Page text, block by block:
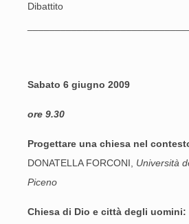
Dibattito
Sabato 6 giugno 2009
ore 9.30
Progettare una chiesa nel
DONATELLA FORCONI,
Università
Piceno
Chiesa di Dio e città degli uomini: